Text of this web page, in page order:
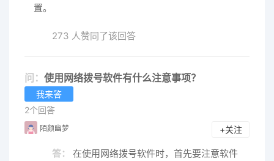
置。
273 人赞同了该回答
问： 使用网络拨号软件有什么注意事项？
我来答
2个回答
陌颜幽梦 +关注
答：
在使用网络拨号软件时，首先要注意软件